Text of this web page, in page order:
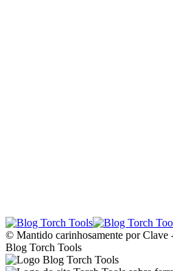
© Mantido carinhosamente por Clave
Blog Torch Tools